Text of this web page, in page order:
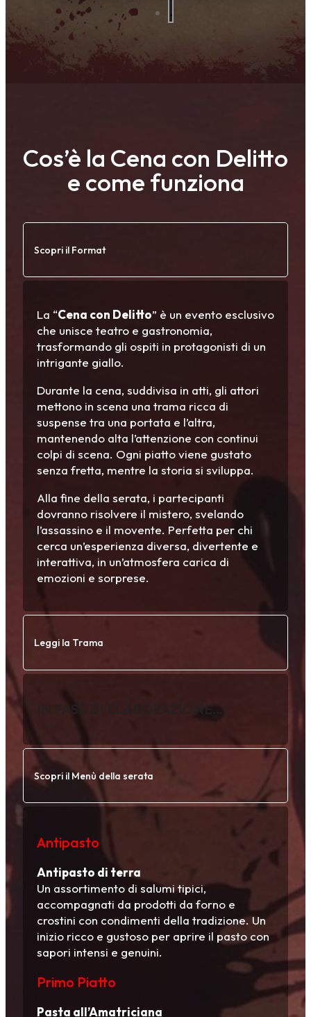
Cos’è la Cena con Delitto
e come funziona
Scopri il Format
La “Cena con Delitto” è un evento esclusivo
che unisce teatro e gastronomia,
trasformando gli ospiti in protagonisti di un
intrigante giallo.
Durante la cena, suddivisa in atti, gli attori
mettono in scena una trama ricca di
suspense tra una portata e l’altra,
mantenendo alta l’attenzione con continui
colpi di scena. Ogni piatto viene gustato
senza fretta, mentre la storia si sviluppa.
Alla fine della serata, i partecipanti
dovranno risolvere il mistero, svelando
l’assassino e il movente. Perfetta per chi
cerca un’esperienza diversa, divertente e
interattiva, in un’atmosfera carica di
emozioni e sorprese.
Leggi la Trama
IN FASE DI ELABORAZIONE….
Scopri il Menù della serata
Antipasto
Antipasto di terra
Un assortimento di salumi tipici,
accompagnati da prodotti da forno e
crostini con condimenti della tradizione. Un
inizio ricco e gustoso per aprire il pasto con
sapori intensi e genuini.
Primo Piatto
Pasta all’Amatriciana